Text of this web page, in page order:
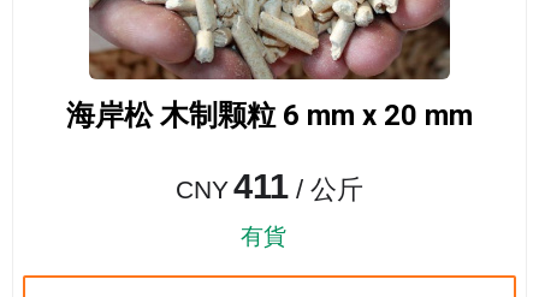
海岸松 木制颗粒 6 mm x 20 mm
CNY411 / 公斤
有貨